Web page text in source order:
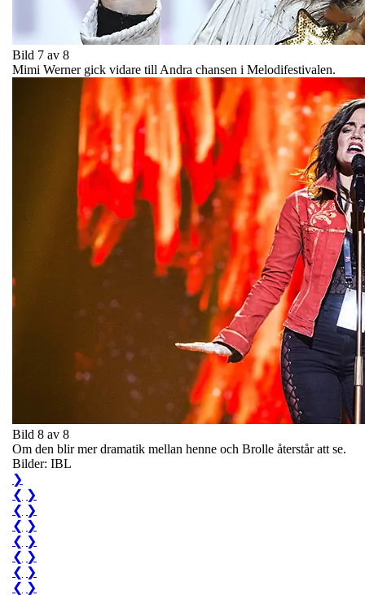
Bild 7 av 8
Mimi Werner gick vidare till Andra chansen i Melodifestivalen.
Bild 8 av 8
Om den blir mer dramatik mellan henne och Brolle återstår att se.
Bilder: IBL
❯
❮ ❯
❮ ❯
❮ ❯
❮ ❯
❮ ❯
❮ ❯
❮ ❯